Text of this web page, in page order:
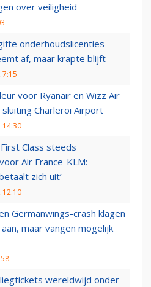
over veiligheid
onderhoudslicenties
af, maar krapte blijft
7:15
voor Ryanair en Wizz Air
Charleroi Airport
14:30
Class steeds
Air France-KLM:
zich uit’
12:10
Germanwings-crash klagen
maar vangen mogelijk
wereldwijd onder